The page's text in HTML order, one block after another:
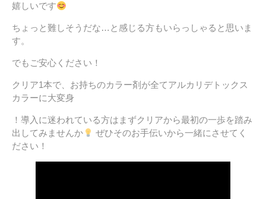
嬉しいです
ちょっと難しそうだな…と感じる方もいらっしゃると思いま
す。
でもご安心ください！
クリア1本で、お持ちのカラー剤が全てアルカリデトックス
カラーに大変身
！導入に迷われている方はまずクリアから最初の一歩を踏み
出してみませんか
ぜひそのお手伝いから一緒にさせてく
ださい！